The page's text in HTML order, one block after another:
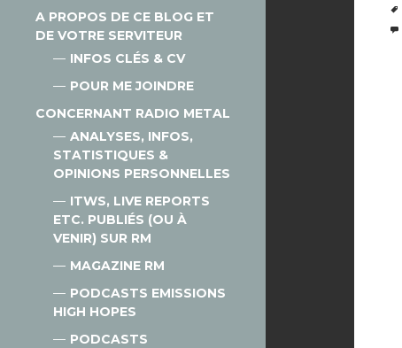
A PROPOS DE CE BLOG ET
DE VOTRE SERVITEUR
INFOS CLÉS & CV
POUR ME JOINDRE
CONCERNANT RADIO METAL
ANALYSES, INFOS,
STATISTIQUES &
OPINIONS PERSONNELLES
ITWS, LIVE REPORTS
ETC. PUBLIÉS (OU À
VENIR) SUR RM
MAGAZINE RM
PODCASTS EMISSIONS
HIGH HOPES
PODCASTS